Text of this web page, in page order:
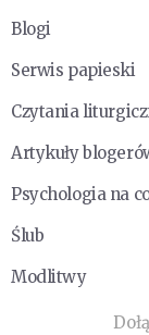
Blogi
Serwis papieski
Czytania
Artykuły
Psychologia na
Ślub
Modlitwy